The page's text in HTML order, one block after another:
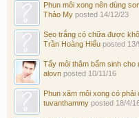
Phun môi xong nên dùng
Thảo My posted 14/12/23
Sẹo trắng có chữa được
Trần Hoàng Hiếu posted
Tẩy môi thâm bẩm sinh cho
alovn posted 10/11/16
Phun xăm môi xong có phải
tuvanthammy posted 18/4/